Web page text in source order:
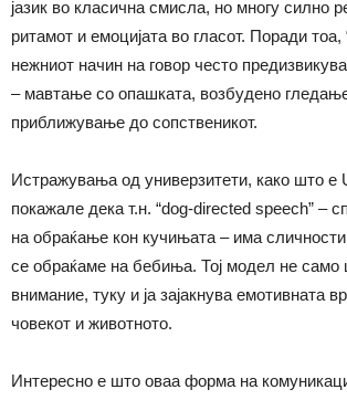
јазик во класична смисла, но многу силно
ритамот и емоцијата во гласот. Поради тоа,
нежниот начин на говор често
– мавтање со опашката, возбудено
приближување до сопственикот.
Истражувања од универзитети, како што е
покажале дека т.н. “dog-directed speech” –
на обраќање кон кучињата – има сличности
се обраќаме на бебиња. Тој модел не само
внимание, туку и ја зајакнува емотивната
човекот и животното.
Интересно е што оваа форма на